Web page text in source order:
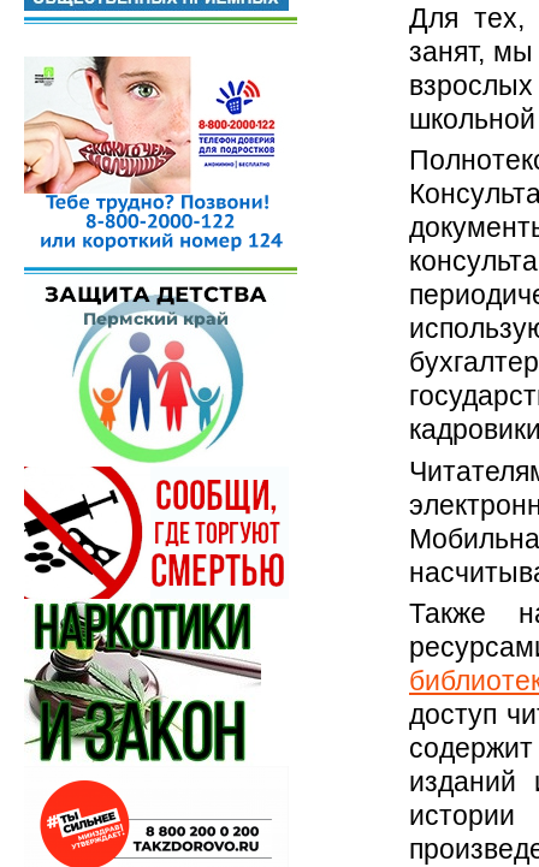
Для тех,
занят,
Также
доступ
изданий